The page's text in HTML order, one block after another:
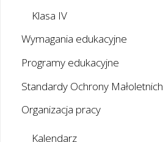
Klasa IV
Wymagania edukacyjne
Programy edukacyjne
Standardy Ochrony Małoletnich
Organizacja pracy
Kalendarz